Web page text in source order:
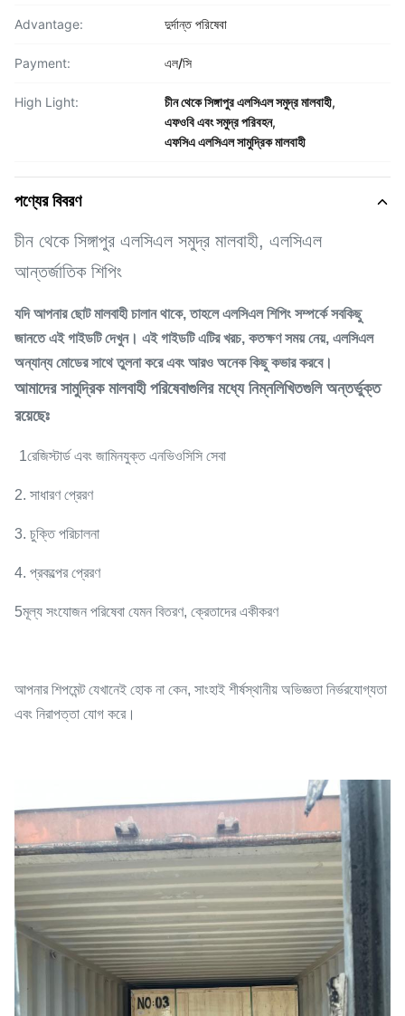
Advantage: দুর্দান্ত পরিষেবা
Payment: এল/সি
High Light: চীন থেকে সিঙ্গাপুর এলসিএল সমুদ্র মালবাহী,
এফওবি এবং সমুদ্র পরিবহন,
এফসিএ এলসিএল সামুদ্রিক মালবাহী
পণ্যের বিবরণ
চীন থেকে সিঙ্গাপুর এলসিএল সমুদ্র মালবাহী, এলসিএল
আন্তর্জাতিক শিপিং
যদি আপনার ছোট মালবাহী চালান থাকে, তাহলে এলসিএল শিপিং সম্পর্কে সবকিছু
জানতে এই গাইডটি দেখুন। এই গাইডটি এটির খরচ, কতক্ষণ সময় নেয়, এলসিএল
অন্যান্য মোডের সাথে তুলনা করে এবং আরও অনেক কিছু কভার করবে।
আমাদের সামুদ্রিক মালবাহী পরিষেবাগুলির মধ্যে নিম্নলিখিতগুলি অন্তর্ভুক্ত
রয়েছেঃ
1রেজিস্টার্ড এবং জামিনযুক্ত এনভিওসিসি সেবা
2. সাধারণ প্রেরণ
3. চুক্তি পরিচালনা
4. প্রকল্পের প্রেরণ
5মূল্য সংযোজন পরিষেবা যেমন বিতরণ, ক্রেতাদের একীকরণ
আপনার শিপমেন্ট যেখানেই হোক না কেন, সাংহাই শীর্ষস্থানীয় অভিজ্ঞতা নির্ভরযোগ্যতা
এবং নিরাপত্তা যোগ করে।